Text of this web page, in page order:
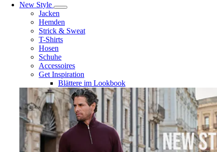
New Style
Jacken
Hemden
Strick & Sweat
T-Shirts
Hosen
Schuhe
Accessoires
Get Inspiration
Blättere im Lookbook